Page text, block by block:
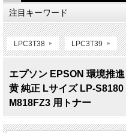
注目キーワード
LPC3T38 LPC3T39
エプソン EPSON 環境推
黄 純正 Lサイズ LP-
M818FZ3 用トナー